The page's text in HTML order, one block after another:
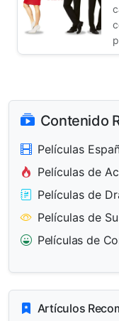
Contenido
Películas
Películas de
Películas de
Películas de
Películas de
Artículos